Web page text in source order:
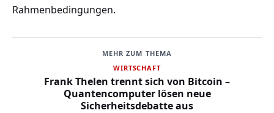
Rahmenbedingungen.
MEHR ZUM THEMA
WIRTSCHAFT
Frank Thelen trennt sich von Bitcoin –
Quantencomputer lösen neue
Sicherheitsdebatte aus